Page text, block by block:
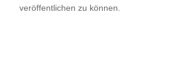
veröffentlichen zu können.